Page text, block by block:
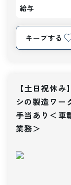
給与
キープする
【土日祝休
シの製造ワ
手当あり＜車
業務＞